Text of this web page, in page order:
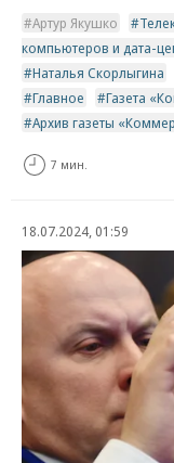
Артур Якушко
компьютеров и дата-
Наталья Скорлыгина
Главное
Газета
Архив газеты
7 мин.
18.07.2024, 01:59